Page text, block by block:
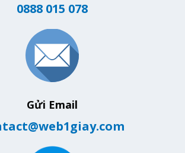
0888 015 078
Gửi Email